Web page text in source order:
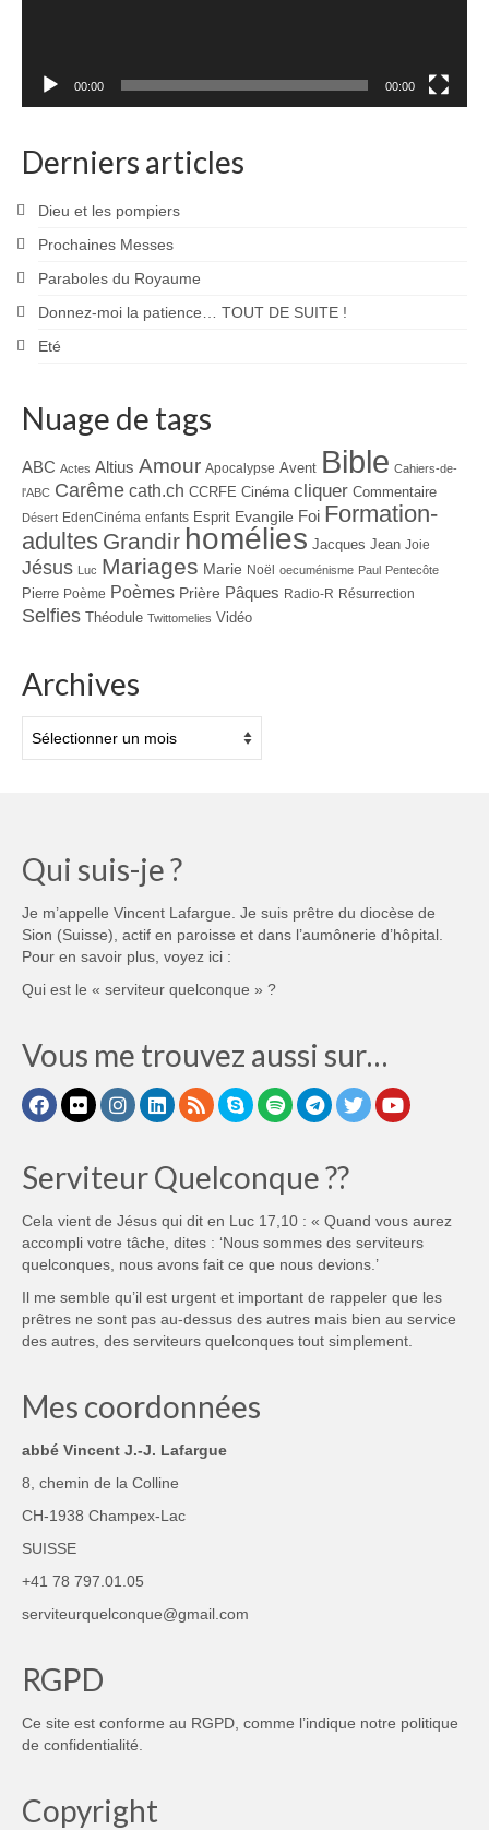
00:00 00:00
Derniers articles
Dieu et les pompiers
Prochaines Messes
Paraboles du Royaume
Donnez-moi la patience… TOUT DE SUITE !
Eté
Nuage de tags
ABC Actes Altius Amour Apocalypse Avent Bible Cahiers-de-
l'ABC Carême cath.ch CCRFE Cinéma cliquer Commentaire
Désert EdenCinéma enfants Esprit Evangile Foi Formation-
adultes Grandir homélies Jacques Jean Joie
Jésus Luc Mariages Marie Noël oecuménisme Paul Pentecôte
Pierre Poème Poèmes Prière Pâques Radio-R Résurrection
Selfies Théodule Twittomelies Vidéo
Archives
Qui suis-je ?
Je m’appelle Vincent Lafargue. Je suis prêtre du diocèse de
Sion (Suisse), actif en paroisse et dans l’aumônerie d’hôpital.
Pour en savoir plus, voyez ici :
Qui est le « serviteur quelconque » ?
Vous me trouvez aussi sur…
Serviteur Quelconque ??
Cela vient de Jésus qui dit en Luc 17,10 : « Quand vous aurez
accompli votre tâche, dites : ‘Nous sommes des serviteurs
quelconques, nous avons fait ce que nous devions.’
Il me semble qu’il est urgent et important de rappeler que les
prêtres ne sont pas au-dessus des autres mais bien au service
des autres, des serviteurs quelconques tout simplement.
Mes coordonnées
abbé Vincent J.-J. Lafargue
8, chemin de la Colline
CH-1938 Champex-Lac
SUISSE
+41 78 797.01.05
serviteurquelconque@gmail.com
RGPD
Ce site est conforme au RGPD, comme l’indique notre politique
de confidentialité
Copyright